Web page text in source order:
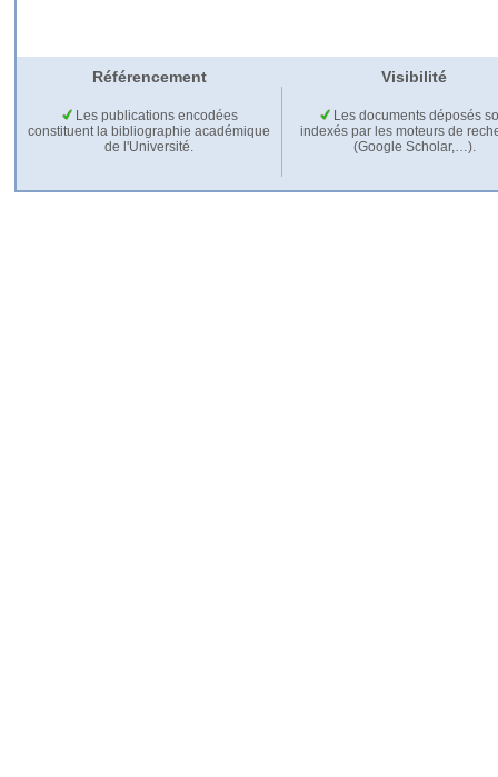
Référencement Visibilité
Les publications encodées
constituent la bibliographie académique
de l'Université.
Les documents déposés
indexés par les moteurs de
(Google Scholar,…).